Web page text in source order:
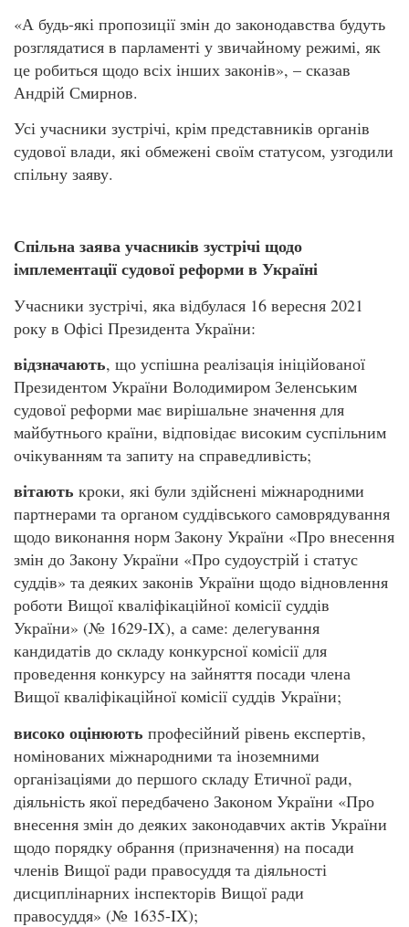
«А будь-які пропозиції змін до законодавства будуть
розглядатися в парламенті у звичайному режимі, як
це робиться щодо всіх інших законів», – сказав
Андрій Смирнов.
Усі учасники зустрічі, крім представників органів
судової влади, які обмежені своїм статусом, узгодили
спільну заяву.
Спільна заява учасників зустрічі щодо
імплементації судової реформи в Україні
Учасники зустрічі, яка відбулася 16 вересня 2021
року в Офісі Президента України:
відзначають, що успішна реалізація ініційованої
Президентом України Володимиром Зеленським
судової реформи має вирішальне значення для
майбутнього країни, відповідає високим суспільним
очікуванням та запиту на справедливість;
вітають кроки, які були здійснені міжнародними
партнерами та органом суддівського самоврядування
щодо виконання норм Закону України «Про внесення
змін до Закону України «Про судоустрій і статус
суддів» та деяких законів України щодо відновлення
роботи Вищої кваліфікаційної комісії суддів
України» (№ 1629-IX), а саме: делегування
кандидатів до складу конкурсної комісії для
проведення конкурсу на зайняття посади члена
Вищої кваліфікаційної комісії суддів України;
високо оцінюють професійний рівень експертів,
номінованих міжнародними та іноземними
організаціями до першого складу Етичної ради,
діяльність якої передбачено Законом України «Про
внесення змін до деяких законодавчих актів України
щодо порядку обрання (призначення) на посади
членів Вищої ради правосуддя та діяльності
дисциплінарних інспекторів Вищої ради
правосуддя» (№ 1635-IX);